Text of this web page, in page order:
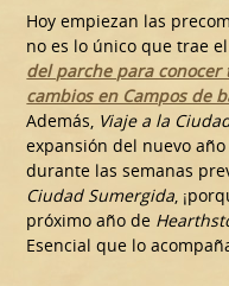
Hoy empiezan las
no es lo único que trae
del parche para
cambios en Campos de
Además, Viaje a la
expansión del nuevo
durante las semanas
Ciudad Sumergida,
próximo año de
Esencial que lo